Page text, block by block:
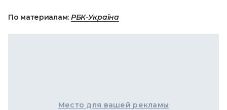
По материалам: РБК-Україна
Место для вашей рекламы